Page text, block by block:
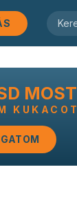
MOST
KUKACOT